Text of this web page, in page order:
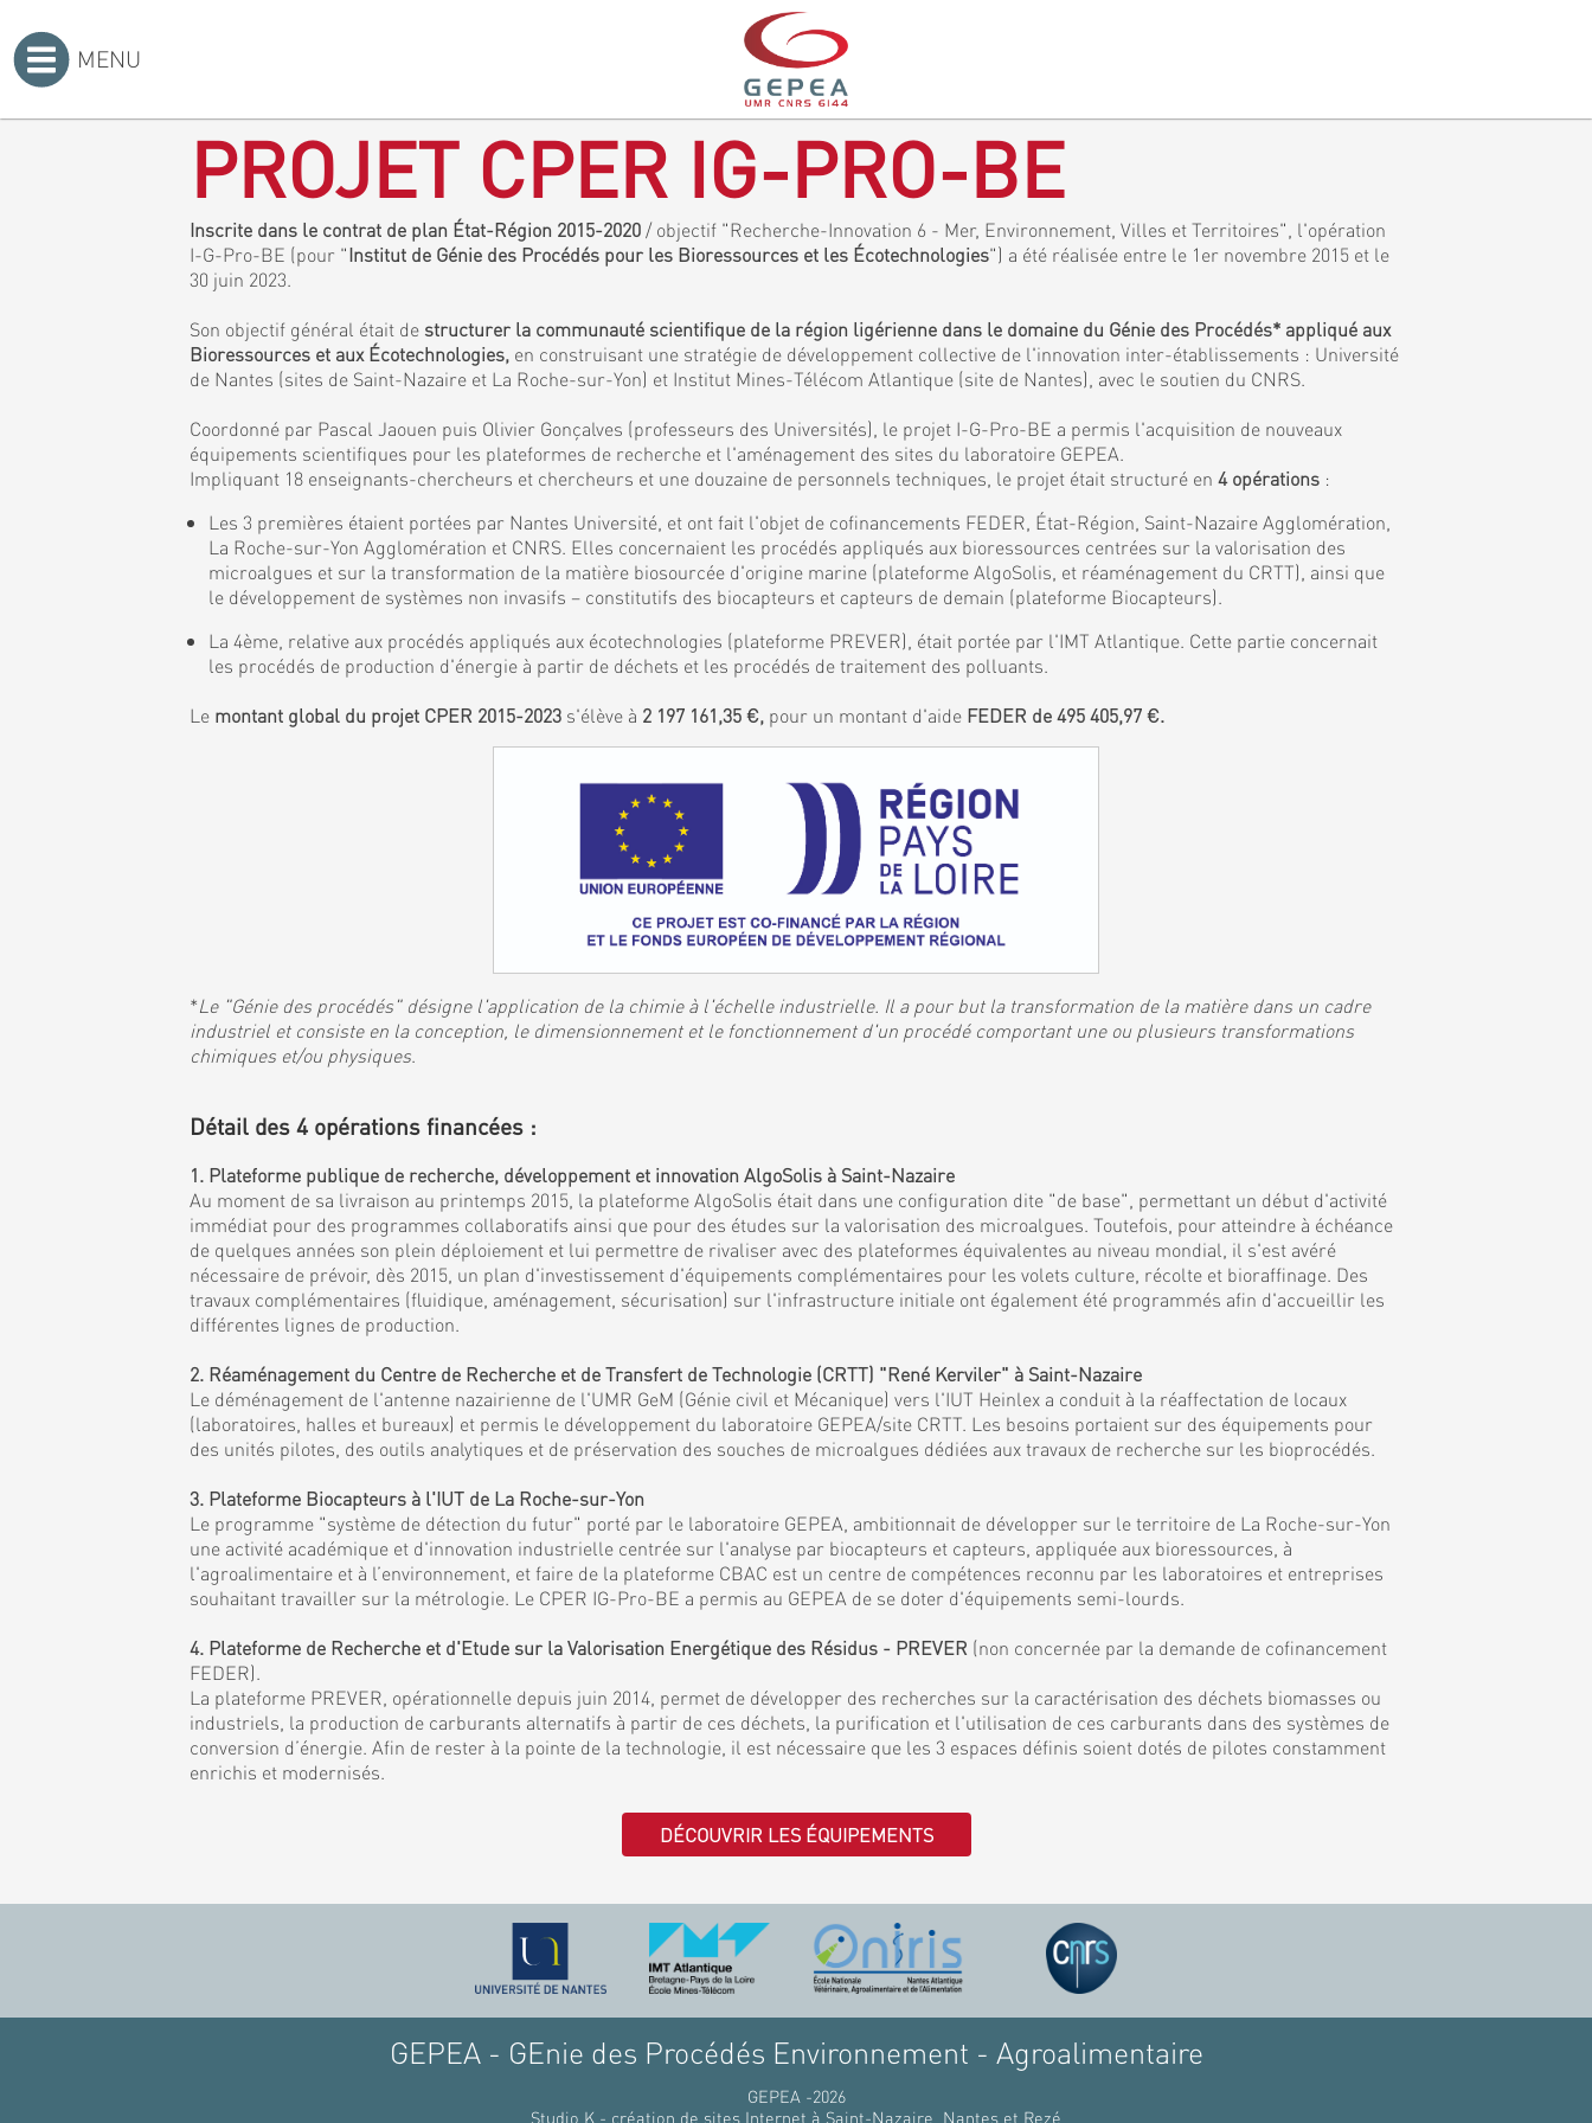
MENU
PROJET CPER IG-PRO-BE
Inscrite dans le contrat de plan État-Région 2015-2020 / objectif "Recherche-Innovation 6 - Mer, Environnement, Villes et Territoires", l'opération
I-G-Pro-BE (pour "Institut de Génie des Procédés pour les Bioressources et les Écotechnologies") a été réalisée entre le 1er novembre 2015 et le
30 juin 2023.
Son objectif général était de structurer la communauté scientifique de la région ligérienne dans le domaine du Génie des Procédés* appliqué aux
Bioressources et aux Écotechnologies, en construisant une stratégie de développement collective de l'innovation inter-établissements : Université
de Nantes (sites de Saint-Nazaire et La Roche-sur-Yon) et Institut Mines-Télécom Atlantique (site de Nantes), avec le soutien du CNRS.
Coordonné par Pascal Jaouen puis Olivier Gonçalves (professeurs des Universités), le projet I-G-Pro-BE a permis l'acquisition de nouveaux
équipements scientifiques pour les plateformes de recherche et l'aménagement des sites du laboratoire GEPEA.
Impliquant 18 enseignants-chercheurs et chercheurs et une douzaine de personnels techniques, le projet était structuré en 4 opérations :
Les 3 premières étaient portées par Nantes Université, et ont fait l'objet de cofinancements FEDER, État-Région, Saint-Nazaire Agglomération,
La Roche-sur-Yon Agglomération et CNRS. Elles concernaient les procédés appliqués aux bioressources centrées sur la valorisation des
microalgues et sur la transformation de la matière biosourcée d'origine marine (plateforme AlgoSolis, et réaménagement du CRTT), ainsi que
le développement de systèmes non invasifs – constitutifs des biocapteurs et capteurs de demain (plateforme Biocapteurs).
La 4ème, relative aux procédés appliqués aux écotechnologies (plateforme PREVER), était portée par l'IMT Atlantique. Cette partie concernait
les procédés de production d'énergie à partir de déchets et les procédés de traitement des polluants.
Le montant global du projet CPER 2015-2023 s'élève à 2 197 161,35 €, pour un montant d'aide FEDER de 495 405,97 €.
*Le "Génie des procédés" désigne l'application de la chimie à l'échelle industrielle. Il a pour but la transformation de la matière dans un cadre
industriel et consiste en la conception, le dimensionnement et le fonctionnement d'un procédé comportant une ou plusieurs transformations
chimiques et/ou physiques.
Détail des 4 opérations financées :
1. Plateforme publique de recherche, développement et innovation AlgoSolis à Saint-Nazaire
Au moment de sa livraison au printemps 2015, la plateforme AlgoSolis était dans une configuration dite "de base", permettant un début d'activité
immédiat pour des programmes collaboratifs ainsi que pour des études sur la valorisation des microalgues. Toutefois, pour atteindre à échéance
de quelques années son plein déploiement et lui permettre de rivaliser avec des plateformes équivalentes au niveau mondial, il s'est avéré
nécessaire de prévoir, dès 2015, un plan d'investissement d'équipements complémentaires pour les volets culture, récolte et bioraffinage. Des
travaux complémentaires (fluidique, aménagement, sécurisation) sur l'infrastructure initiale ont également été programmés afin d'accueillir les
différentes lignes de production.
2. Réaménagement du Centre de Recherche et de Transfert de Technologie (CRTT) "René Kerviler" à Saint-Nazaire
Le déménagement de l'antenne nazairienne de l'UMR GeM (Génie civil et Mécanique) vers l'IUT Heinlex a conduit à la réaffectation de locaux
(laboratoires, halles et bureaux) et permis le développement du laboratoire GEPEA/site CRTT. Les besoins portaient sur des équipements pour
des unités pilotes, des outils analytiques et de préservation des souches de microalgues dédiées aux travaux de recherche sur les bioprocédés.
3. Plateforme Biocapteurs à l'IUT de La Roche-sur-Yon
Le programme "système de détection du futur" porté par le laboratoire GEPEA, ambitionnait de développer sur le territoire de La Roche-sur-Yon
une activité académique et d'innovation industrielle centrée sur l'analyse par biocapteurs et capteurs, appliquée aux bioressources, à
l'agroalimentaire et à l’environnement, et faire de la plateforme CBAC est un centre de compétences reconnu par les laboratoires et entreprises
souhaitant travailler sur la métrologie. Le CPER IG-Pro-BE a permis au GEPEA de se doter d'équipements semi-lourds.
4. Plateforme de Recherche et d'Etude sur la Valorisation Energétique des Résidus - PREVER (non concernée par la demande de cofinancement
FEDER).
La plateforme PREVER, opérationnelle depuis juin 2014, permet de développer des recherches sur la caractérisation des déchets biomasses ou
industriels, la production de carburants alternatifs à partir de ces déchets, la purification et l'utilisation de ces carburants dans des systèmes de
conversion d’énergie. Afin de rester à la pointe de la technologie, il est nécessaire que les 3 espaces définis soient dotés de pilotes constamment
enrichis et modernisés.
DÉCOUVRIR LES ÉQUIPEMENTS
GEPEA - GEnie des Procédés Environnement - Agroalimentaire
GEPEA -2026
Studio K - création de sites Internet à Saint-Nazaire, Nantes et Rezé